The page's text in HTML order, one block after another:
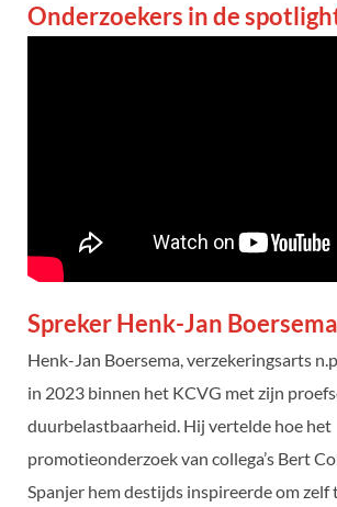
Onderzoekers in de
Spreker Henk-Jan Boersema
Henk-Jan Boersema, verzekeringsarts
in 2023 binnen het KCVG met zijn
duurbelastbaarheid. Hij vertelde hoe het
promotieonderzoek van collega’s Bert
Spanjer hem destijds inspireerde om